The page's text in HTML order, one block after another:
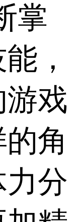
掌
，
戏
角
分